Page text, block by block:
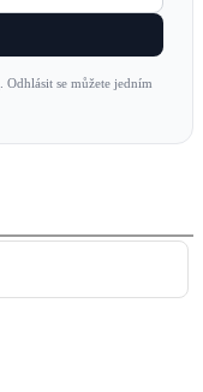
. Odhlásit se můžete jedním